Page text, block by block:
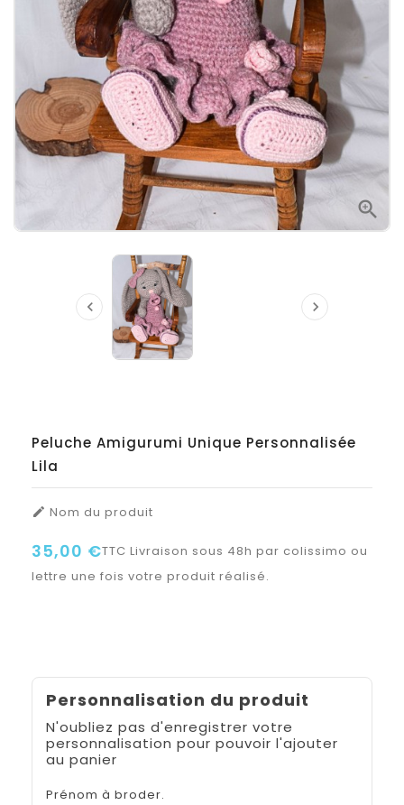

 
Peluche Amigurumi Unique Personnalisée
Lila
 Nom du produit
35,00 €TTC Livraison sous 48h par colissimo ou
lettre une fois votre produit réalisé.
Personnalisation du produit
N'oubliez pas d'enregistrer votre
personnalisation pour pouvoir l'ajouter
au panier
Prénom à broder.